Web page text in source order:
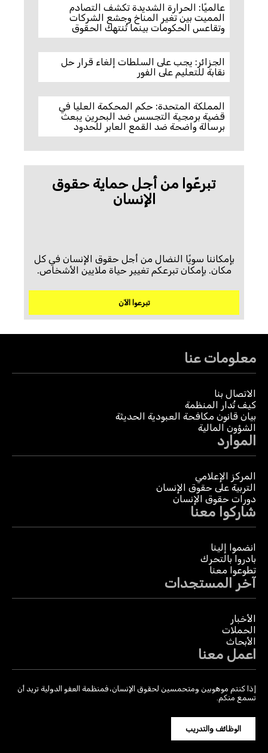
عالميًا: الحرارة الشديدة تكشف التصادم
المميت بين تغير المناخ وجشع الشركات
وتقاعس الحكومات بينما تُنتهك الحقوق
الجزائر: يجب على السلطات إلغاء قرار حل
نقابة للتعليم على الفور
المملكة المتحدة: حكم المحكمة العليا في
قضية برمجية التجسس ضد البحرين يبعث
برسالة واضحة ضد القمع العابر للحدود
تبرعّوا من أجل حماية حقوق
الإنسان
بإمكاننا سويًا النضال من أجل حقوق الإنسان في كل
مكان. بإمكان تبرعكم تغيير حياة ملايين الأشخاص.
تبرعوا الآن
معلومات عنا
الاتصال بنا
كيف تُدار المنظمة
بيان قانون مكافحة العبودية الحديثة
الشؤون المالية
الموارد
المركز الإعلامي
التربية على حقوق الإنسان
دورات حقوق الإنسان
شاركوا معنا
انضموا إلينا
بادروا بالتحرك
تطوعوا معنا
آخر المستجدات
الأخبار
الحملات
الأبحاث
اعمل معنا
إذا كنتم موهوبين ومتحمسين لحقوق الإنسان، فمنظمة العفو الدولية تريد أن
تسمع منكم.
الوظائف والتدريب